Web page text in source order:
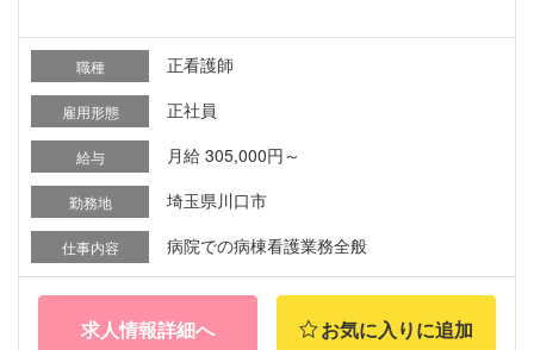
職種 正看護師
雇用形態 正社員
給与 月給 305,000円～
勤務地 埼玉県川口市
仕事内容 病院での病棟看護業務全般
求人情報詳細へ お気に入りに追加